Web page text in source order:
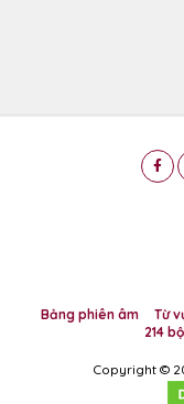
Bảng phiên âm Từ
214
Copyright ©